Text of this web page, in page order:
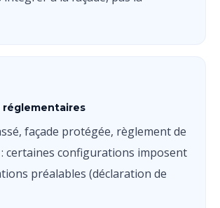
réglementaires
façade protégée, règlement de
certaines configurations imposent
préalables (déclaration de